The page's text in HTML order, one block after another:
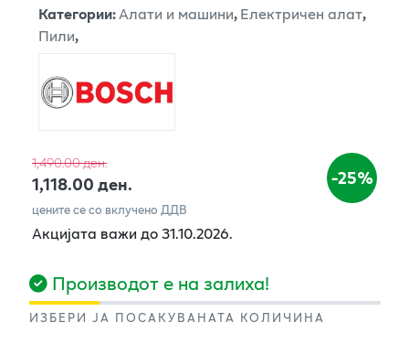
Категории:Алати и машини,Електричен алат,
Пили,
1,490.00 ден.
1,118.00 ден. -25%
цените се со вклучено ДДВ
Акцијата важи до 31.10.2026.
Производот е на залиха!
ИЗБЕРИ ЈА ПОСАКУВАНАТА КОЛИЧИНА